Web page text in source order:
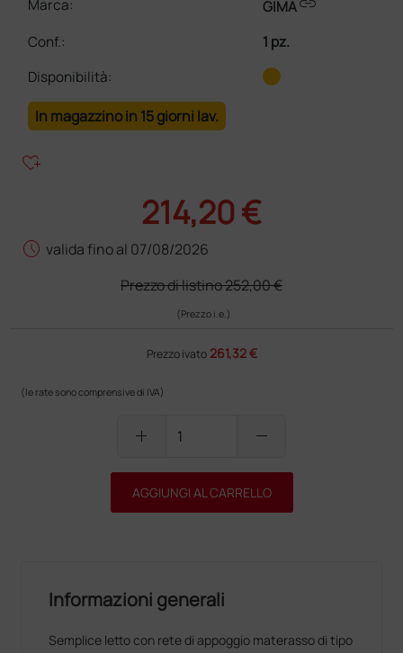
Marca:
GIMA
Conf.:
1 pz.
Disponibilità:
In magazzino in 15 giorni lav.
heart_plus
214,20 €
schedule valida fino al 07/08/2026
Prezzo di listino252,00 €
(Prezzo i.e.)
Prezzo ivato 261,32 €
(le rate sono comprensive di IVA)
add remove
AGGIUNGI AL CARRELLO
Informazioni generali
Semplice letto con rete di appoggio materasso di tipo